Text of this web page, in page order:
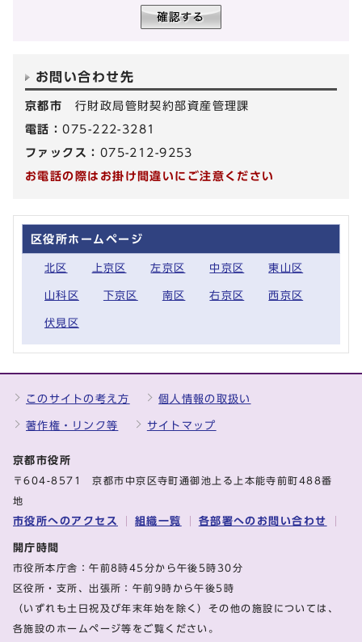
お問い合わせ先
京都市 行財政局管財契約部資産管理課
電話：075-222-3281
ファックス： 075-212-9253
お電話の際はお掛け間違いにご注意ください
区役所ホームページ
北区 上京区 左京区 中京区 東山区
山科区 下京区 南区 右京区 西京区
伏見区
このサイトの考え方 個人情報の取扱い
著作権・リンク等 サイトマップ
京都市役所
〒604-8571 京都市中京区寺町通御池上る上本能寺前町488番
地
市役所へのアクセス 組織一覧 各部署へのお問い合わせ
開庁時間
市役所本庁舎：午前8時45分から午後5時30分
区役所・支所、出張所：午前9時から午後5時
（いずれも土日祝及び年末年始を除く）その他の施設については、
各施設のホームページ等をご覧ください。